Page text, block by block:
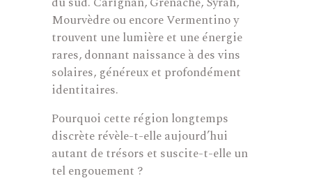
Mourvèdre ou encore Vermentino y
trouvent une lumière et une énergie
rares, donnant naissance à des vins
solaires, généreux et profondément
identitaires.
Pourquoi cette région longtemps
discrète révèle-t-elle aujourd’hui
autant de trésors et suscite-t-elle un
tel engouement ?